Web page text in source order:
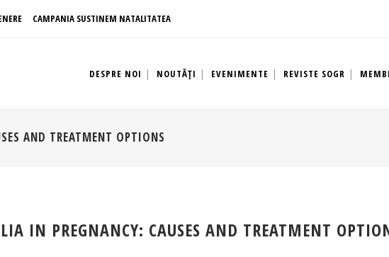
CAMPANIA SUSTINEM NATALITATEA
DESPRE NOI NOUTĂȚI EVENIMENTE REVISTE SOGR
AND TREATMENT OPTIONS
IN PREGNANCY: CAUSES AND TREATMENT